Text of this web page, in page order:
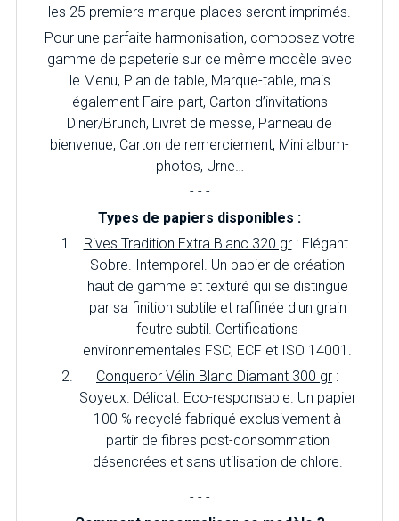
les 25 premiers marque-places seront imprimés.
Pour une parfaite harmonisation, composez votre
gamme de papeterie sur ce même modèle avec
le Menu, Plan de table, Marque-table, mais
également Faire-part, Carton d’invitations
Diner/Brunch, Livret de messe, Panneau de
bienvenue, Carton de remerciement, Mini album-
photos, Urne…
- - -
Types de papiers disponibles :
Rives Tradition Extra Blanc 320 gr: Elégant.
Sobre. Intemporel. Un papier de création
haut de gamme et texturé qui se distingue
par sa finition subtile et raffinée d'un grain
feutre subtil. Certifications
environnementales FSC, ECF et ISO 14001.
Conqueror Vélin Blanc Diamant 300 gr :
Soyeux. Délicat. Eco-responsable. Un papier
100 % recyclé fabriqué exclusivement à
partir de fibres post-consommation
désencrées et sans utilisation de chlore.
- - -